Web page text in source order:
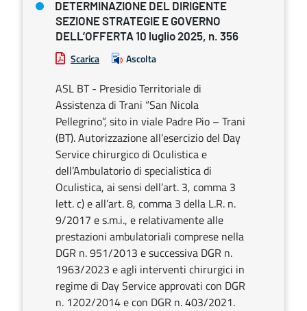
DETERMINAZIONE DEL DIRIGENTE
SEZIONE STRATEGIE E GOVERNO
DELL’OFFERTA 10 luglio 2025, n. 356
Scarica Ascolta
ASL BT - Presidio Territoriale di
Assistenza di Trani “San Nicola
Pellegrino”, sito in viale Padre Pio – Trani
(BT). Autorizzazione all’esercizio del Day
Service chirurgico di Oculistica e
dell’Ambulatorio di specialistica di
Oculistica, ai sensi dell’art. 3, comma 3
lett. c) e all’art. 8, comma 3 della L.R. n.
9/2017 e s.m.i., e relativamente alle
prestazioni ambulatoriali comprese nella
DGR n. 951/2013 e successiva DGR n.
1963/2023 e agli interventi chirurgici in
regime di Day Service approvati con DGR
n. 1202/2014 e con DGR n. 403/2021.